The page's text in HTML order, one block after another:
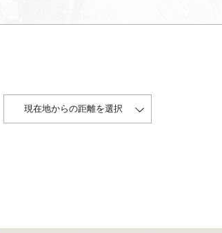
現在地からの距離を選択